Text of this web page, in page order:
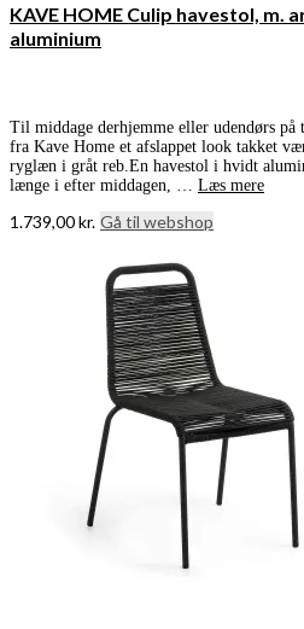
KAVE HOME Culip havestol, m.
aluminium
Til middage derhjemme eller udendørs
fra Kave Home et afslappet look takket
ryglæn i gråt reb.En havestol i hvidt
længe i efter middagen, … Læs mere
1.739,00kr. Gå til webshop